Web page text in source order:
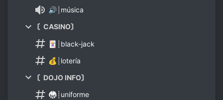
🔊┊música
〘CASINO〙
🃏┊black-jack
💰┊lotería
〘DOJO INFO〙
🥋┊uniforme